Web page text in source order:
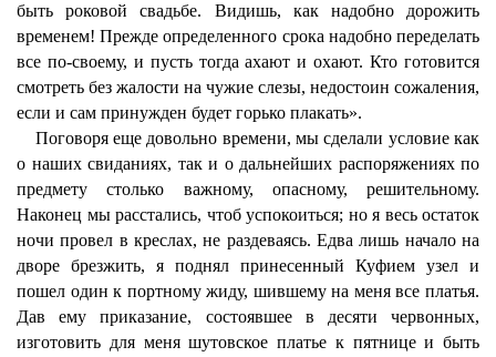
быть роковой свадьбе. Видишь, как надобно дорожить
временем! Прежде определенного срока надобно переделать
все по-своему, и пусть тогда ахают и охают. Кто готовится
смотреть без жалости на чужие слезы, недостоин сожаления,
если и сам принужден будет горько плакать».
Поговоря еще довольно времени, мы сделали условие как
о наших свиданиях, так и о дальнейших распоряжениях по
предмету столько важному, опасному, решительному.
Наконец мы расстались, чтоб успокоиться; но я весь остаток
ночи провел в креслах, не раздеваясь. Едва лишь начало на
дворе брезжить, я поднял принесенный Куфием узел и
пошел один к портному жиду, шившему на меня все платья.
Дав ему приказание, состоявшее в десяти червонных,
изготовить для меня шутовское платье к пятнице и быть